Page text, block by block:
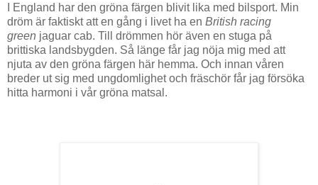
I England har den gröna färgen blivit lika med bilsport. Min
dröm är faktiskt att en gång i livet ha en British racing
green jaguar cab. Till drömmen hör även en stuga på
brittiska landsbygden. Så länge får jag nöja mig med att
njuta av den gröna färgen här hemma. Och innan våren
breder ut sig med ungdomlighet och fräschör får jag försöka
hitta harmoni i vår gröna matsal.